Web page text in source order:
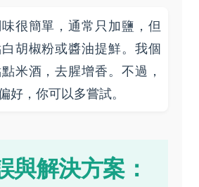
很簡單，通常只加鹽，但
胡椒粉或醬油提鮮。我個
米酒，去腥增香。不過，
好，你可以多嘗試。
與解決方案：